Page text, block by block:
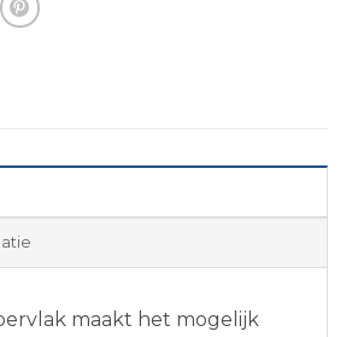
maakt het mogelijk